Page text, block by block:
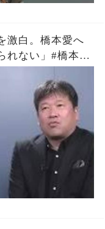
激白。橋本愛へ
れない」#橋本愛